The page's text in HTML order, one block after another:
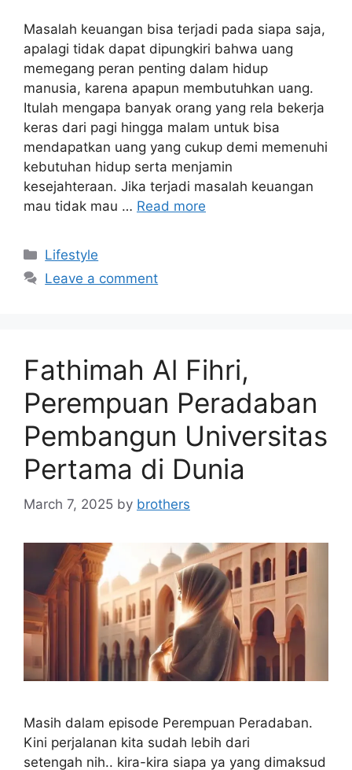
Masalah keuangan bisa terjadi pada siapa saja,
apalagi tidak dapat dipungkiri bahwa uang
memegang peran penting dalam hidup
manusia, karena apapun membutuhkan uang.
Itulah mengapa banyak orang yang rela bekerja
keras dari pagi hingga malam untuk bisa
mendapatkan uang yang cukup demi memenuhi
kebutuhan hidup serta menjamin
kesejahteraan. Jika terjadi masalah keuangan
mau tidak mau … Read more
Categories
Lifestyle
Leave a comment
Fathimah Al Fihri,
Perempuan Peradaban
Pembangun Universitas
Pertama di Dunia
March 7, 2025 by brothers
Masih dalam episode Perempuan Peradaban.
Kini perjalanan kita sudah lebih dari
setengah nih.. kira-kira siapa ya yang dimaksud